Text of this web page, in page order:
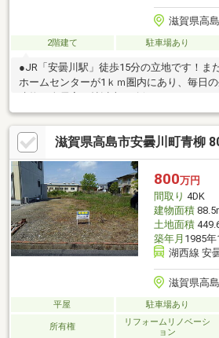
滋賀県高
2階建て 駐車場あり
●JR「安曇川駅」徒歩15分の立地です！ま
ホームセンターが1ｋｍ圏内にあり、毎日
がございます。壁付のキッチンになってい
ングを広く使うことができますね。●居室
があり、陽が差し込みます。敷地の南西側
隣接して建物はございません。《周辺施設
●バロー安曇川店まで約650ｍ●業務スーパ
●ドラッグユタカ安曇川店まで約640ｍ●ア
で約880ｍ
滋賀県高島市安曇川町青柳
800万円
間取り 4DK
建物面積
土地面積
築年月 1985
湖西線 安
滋賀県高
平屋 駐車場あり
所有権
リフォームリノベーシ
ョン